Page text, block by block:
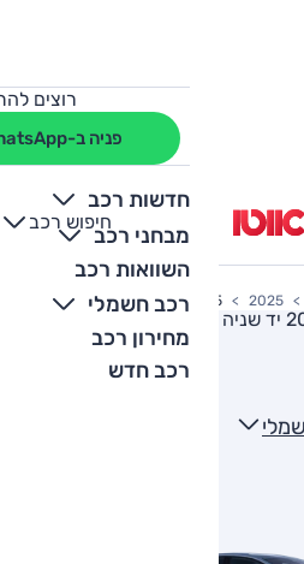
רוצים
פניה ב-WhatsApp
חדשות רכב
מבחני רכב
השוואות רכב
רכב חשמלי
מחירון רכב
רכב חדש
חיפוש רכב
+
-
2025 Q4 e-tron 45 ספורטבק חשמלי
יד שניה